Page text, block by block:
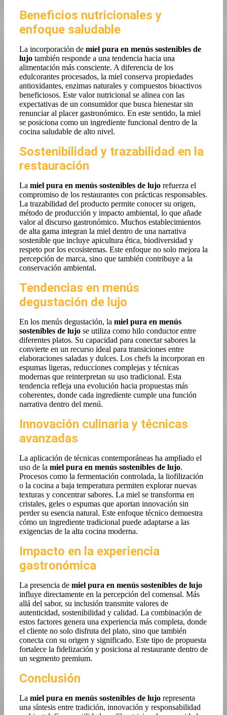
Beneficios nutricionales y
enfoque saludable
La incorporación de miel pura en menús sostenibles de
lujo también responde a una tendencia hacia una
alimentación más consciente. A diferencia de los
edulcorantes procesados, la miel conserva propiedades
antioxidantes, enzimas naturales y compuestos bioactivos
beneficiosos. Este valor nutricional se alinea con las
expectativas de un consumidor que busca bienestar sin
renunciar al placer gastronómico. En este sentido, la miel
se posiciona como un ingrediente funcional dentro de la
cocina saludable de alto nivel.
Sostenibilidad y trazabilidad en la
restauración
La miel pura en menús sostenibles de lujo refuerza el
compromiso de los restaurantes con prácticas responsables.
La trazabilidad del producto permite conocer su origen,
método de producción y impacto ambiental, lo que añade
valor al discurso gastronómico. Muchos establecimientos
de alta gama integran la miel dentro de una narrativa
sostenible que incluye apicultura ética, biodiversidad y
respeto por los ecosistemas. Este enfoque no solo mejora la
percepción de marca, sino que también contribuye a la
conservación ambiental.
Tendencias en menús
degustación de lujo
En los menús degustación, la miel pura en menús
sostenibles de lujo se utiliza como hilo conductor entre
diferentes platos. Su capacidad para conectar sabores la
convierte en un recurso ideal para transiciones entre
elaboraciones saladas y dulces. Los chefs la incorporan en
espumas ligeras, reducciones complejas y técnicas
modernas que reinterpretan su uso tradicional. Esta
tendencia refleja una evolución hacia propuestas más
coherentes, donde cada ingrediente cumple una función
narrativa dentro del menú.
Innovación culinaria y técnicas
avanzadas
La aplicación de técnicas contemporáneas ha ampliado el
uso de la miel pura en menús sostenibles de lujo.
Procesos como la fermentación controlada, la liofilización
o la cocina a baja temperatura permiten explorar nuevas
texturas y concentrar sabores. La miel se transforma en
cristales, geles o espumas que aportan innovación sin
perder su esencia natural. Este enfoque técnico demuestra
cómo un ingrediente tradicional puede adaptarse a las
exigencias de la alta cocina moderna.
Impacto en la experiencia
gastronómica
La presencia de miel pura en menús sostenibles de lujo
influye directamente en la percepción del comensal. Más
allá del sabor, su inclusión transmite valores de
autenticidad, sostenibilidad y calidad. La combinación de
estos factores genera una experiencia más completa, donde
el cliente no solo disfruta del plato, sino que también
conecta con su origen y significado. Este tipo de propuesta
fortalece la fidelización y posiciona al restaurante dentro de
un segmento premium.
Conclusión
La miel pura en menús sostenibles de lujo representa
una síntesis entre tradición, innovación y responsabilidad